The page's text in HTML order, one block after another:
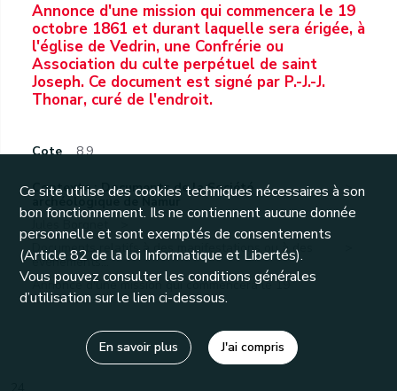
Annonce d'une mission qui commencera le 19
octobre 1861 et durant laquelle sera érigée, à
l'église de Vedrin, une Confrérie ou
Association du culte perpétuel de saint
Joseph. Ce document est signé par P.-J.-J.
Thonar, curé de l'endroit.
Cote 8.9
Contexte : Documents de la Société
archéologique de Namur
Jules Borgnet.
Documents relatifs à des manifestations ou à des
événements...
Annonce d'une mission qui commencera le 19
octobre...
Ce site utilise des cookies techniques nécessaires à son
bon fonctionnement. Ils ne contiennent aucune donnée
personnelle et sont exemptés de consentements
(Article 82 de la loi Informatique et Libertés).
Vous pouvez consulter les conditions générales
d’utilisation sur le lien ci-dessous.
En savoir plus J'ai compris